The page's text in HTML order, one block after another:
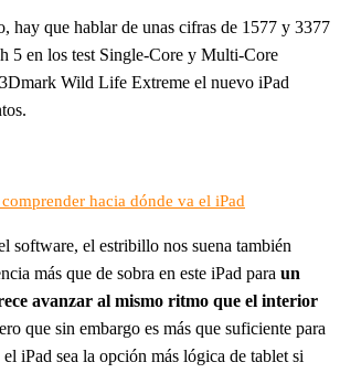
hay que hablar de unas cifras de 1577 y 3377
5 en los test Single-Core y Multi-Core
Wild Life Extreme el nuevo iPad
hacia dónde va el iPad
software, el estribillo nos suena también
más que de sobra en este iPad para un
avanzar al mismo ritmo que el interior
que sin embargo es más que suficiente para
el iPad sea la opción más lógica de tablet si